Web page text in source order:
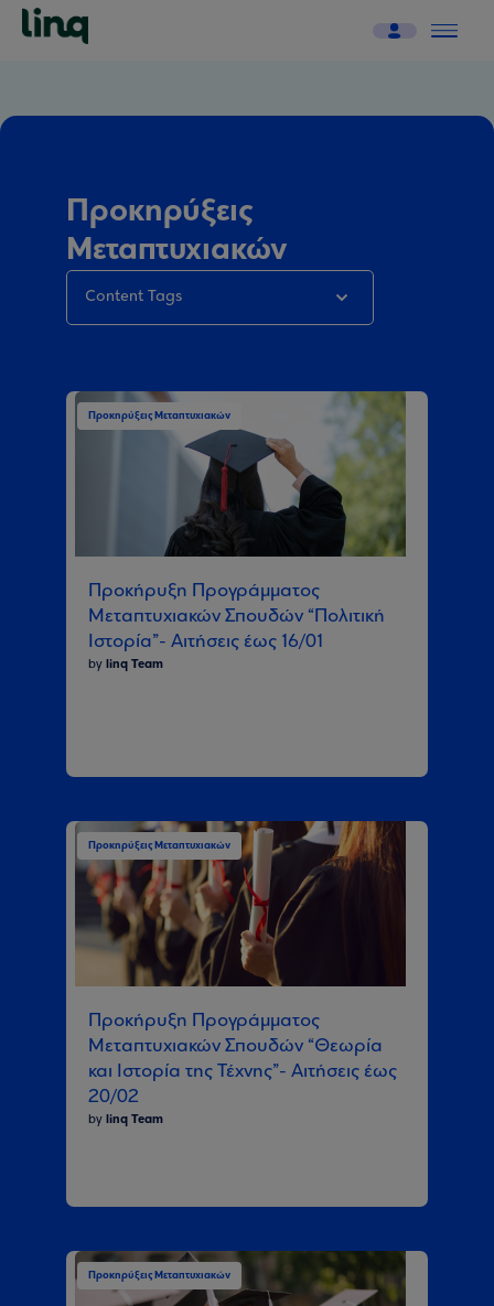
Προκηρύξεις
Μεταπτυχιακών
Content Tags
Προκηρύξεις Μεταπτυχιακών
Προκήρυξη Προγράμματος
Μεταπτυχιακών Σπουδών “Πολιτική
Ιστορία”- Αιτήσεις έως 16/01
by linq Team
Προκηρύξεις Μεταπτυχιακών
Προκήρυξη Προγράμματος
Μεταπτυχιακών Σπουδών “Θεωρία
και Ιστορία της Τέχνης”- Αιτήσεις έως
20/02
by linq Team
Προκηρύξεις Μεταπτυχιακών